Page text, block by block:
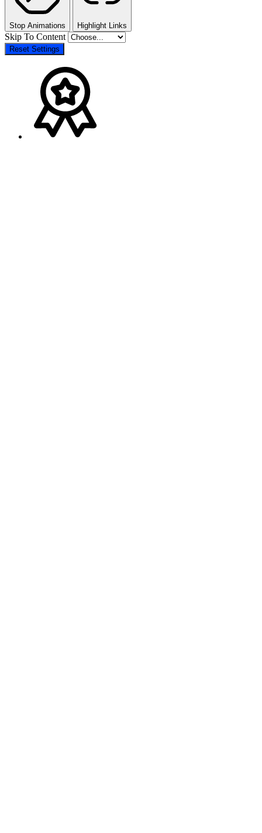
Stop Animations Highlight Links
Skip To Content
Reset Settings